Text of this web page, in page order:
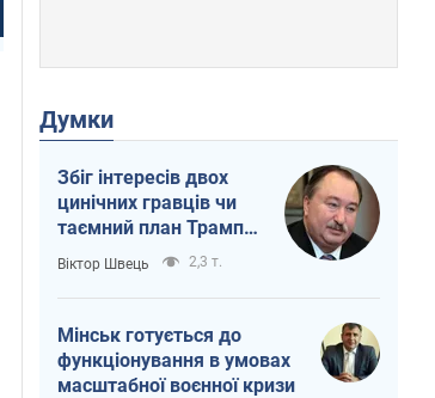
Думки
Збіг інтересів двох
цинічних гравців чи
таємний план Трампа
і Путіна?
Віктор Швець 2,3 т.
Мінськ готується до
функціонування в умовах
масштабної воєнної кризи